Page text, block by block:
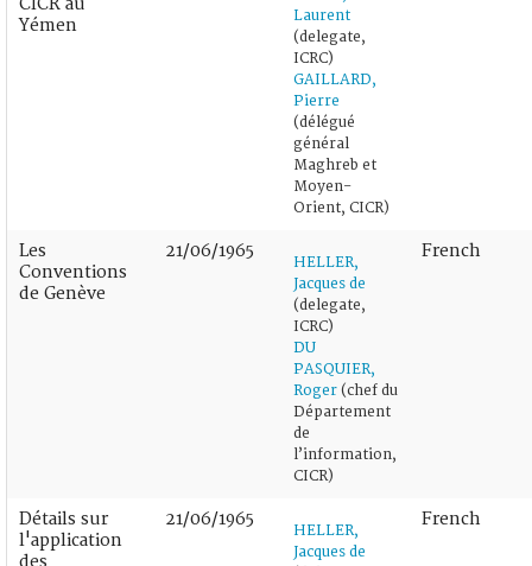
Yémen
Laurent
(delegate,
ICRC)
GAILLARD,
Pierre
(délégué
général
Maghreb et
Moyen-
Orient, CICR)
Les
Conventions
de Genève
21/06/1965
HELLER,
Jacques de
(delegate,
ICRC)
DU
PASQUIER,
Roger (chef du
Département
de
l’information,
CICR)
French
Détails sur
l'application
des
21/06/1965
HELLER,
Jacques de
French